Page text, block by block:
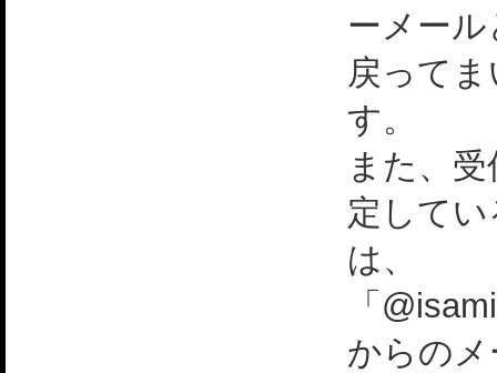
ーメー
戻って
す。
また、
定して
は、
「
からの